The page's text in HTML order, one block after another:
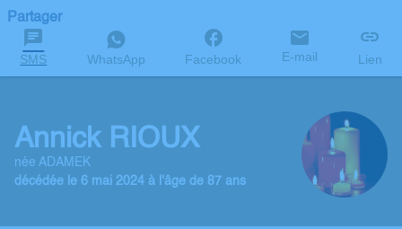
Partager
SMS WhatsApp Facebook E-mail Lien
Annick RIOUX
née ADAMEK
décédée le 6 mai 2024 à l'âge de 87 ans